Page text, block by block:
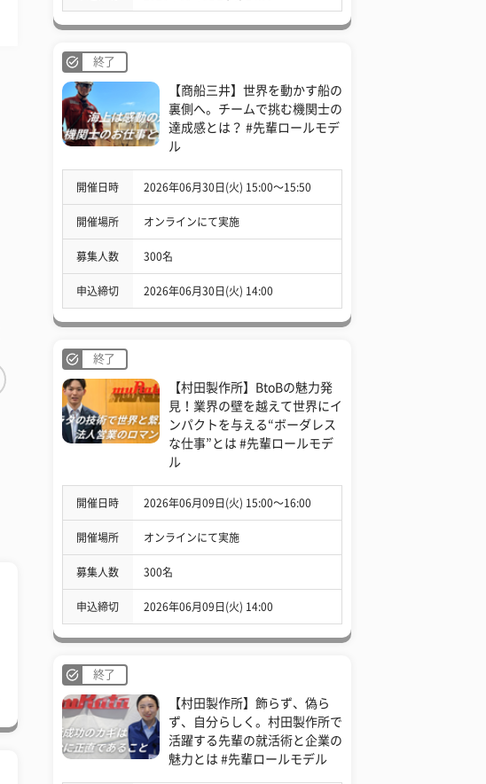
終了
【商船三井】世界を動かす船の
裏側へ。チームで挑む機関士の
達成感とは？ #先輩ロールモデ
ル
開催日時 2026年06月30日(火) 15:00〜15:50
開催場所 オンラインにて実施
募集人数 300名
申込締切 2026年06月30日(火) 14:00
終了
【村田製作所】BtoBの魅力発
見！業界の壁を越えて世界にイ
ンパクトを与える“ボーダレス
な仕事”とは #先輩ロールモデ
ル
開催日時 2026年06月09日(火) 15:00〜16:00
開催場所 オンラインにて実施
募集人数 300名
申込締切 2026年06月09日(火) 14:00
終了
【村田製作所】飾らず、偽ら
ず、自分らしく。村田製作所で
活躍する先輩の就活術と企業の
魅力とは #先輩ロールモデル